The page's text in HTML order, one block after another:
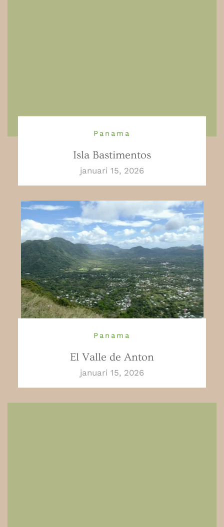
Panama
Isla Bastimentos
januari 15, 2026
Panama
El Valle de Anton
januari 15, 2026